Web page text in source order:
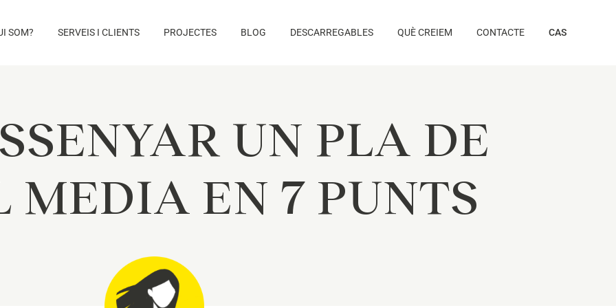
SOM? SERVEIS I CLIENTS PROJECTES BLOG DESCARREGABLES QUÈ CREIEM CONTACTE CAS
UN PLA DE
MEDIA EN 7 PUNTS